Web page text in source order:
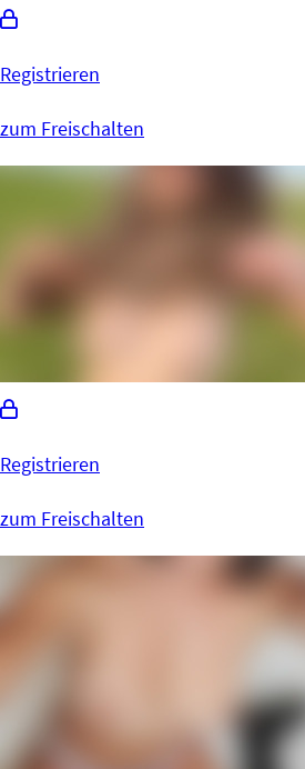
Registrieren
zum Freischalten
Registrieren
zum Freischalten